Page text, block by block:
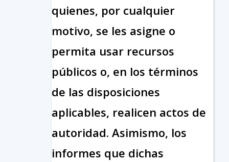
quienes, por cualquier
motivo, se les asigne o
permita usar recursos
públicos o, en los términos
de las disposiciones
aplicables, realicen actos de
autoridad. Asimismo, los
informes que dichas